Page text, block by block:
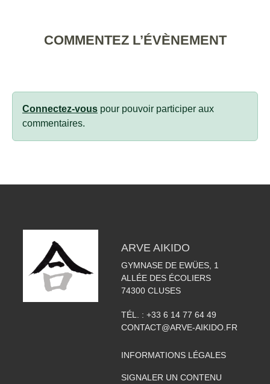
COMMENTEZ L’ÉVÈNEMENT
Connectez-vous pour pouvoir participer aux
commentaires.
ARVE AIKIDO
GYMNASE DE EWÜES, 1
ALLÉE DES ÉCOLIERS
74300 CLUSES
TÉL. : +33 6 14 77 64 49
CONTACT@ARVE-AIKIDO.FR
INFORMATIONS LÉGALES
SIGNALER UN CONTENU